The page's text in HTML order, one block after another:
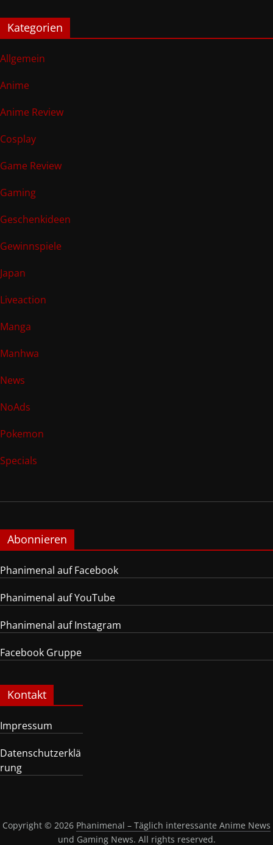
Kategorien
Allgemein
Anime
Anime Review
Cosplay
Game Review
Gaming
Geschenkideen
Gewinnspiele
Japan
Liveaction
Manga
Manhwa
News
NoAds
Pokemon
Specials
Abonnieren
Phanimenal auf Facebook
Phanimenal auf YouTube
Phanimenal auf Instagram
Facebook Gruppe
Kontakt
Impressum
Datenschutzerklä
rung
Copyright © 2026 Phanimenal – Täglich interessante Anime News
und Gaming News. All rights reserved.